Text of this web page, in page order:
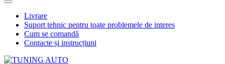
Livrare
Suport tehnic pentru toate problemele de interes
Cum se comandă
Contacte și instrucțiuni